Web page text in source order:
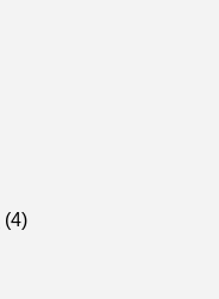
(4)